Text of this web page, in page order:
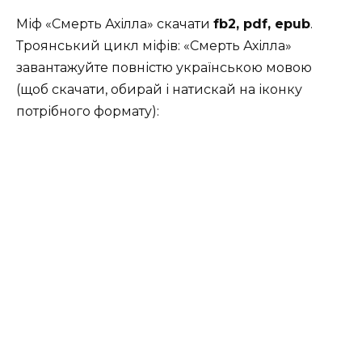
Міф «Смерть Ахілла» скачати fb2, pdf, epub.
Троянський цикл міфів: «Смерть Ахілла»
завантажуйте повністю українською мовою
(щоб скачати, обирай і натискай на іконку
потрібного формату):